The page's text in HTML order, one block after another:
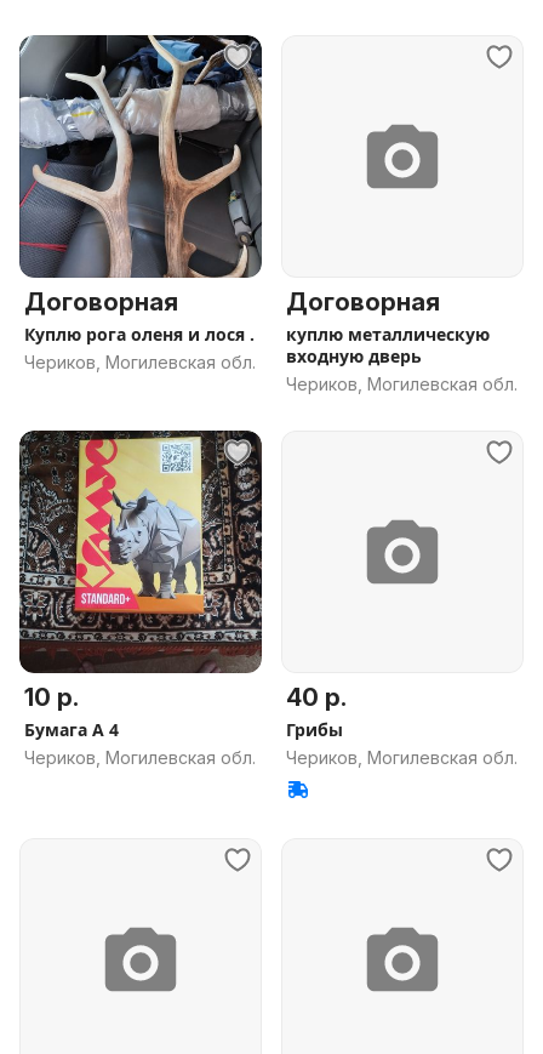
Договорная
Куплю рога оленя и лося .
Чериков, Могилевская обл.
Договорная
куплю металлическую
входную дверь
Чериков, Могилевская обл.
10 р.
Бумага А 4
Чериков, Могилевская обл.
40 р.
Грибы
Чериков, Могилевская обл.